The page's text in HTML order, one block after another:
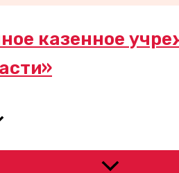
казенное